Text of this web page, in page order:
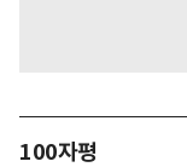
100자평